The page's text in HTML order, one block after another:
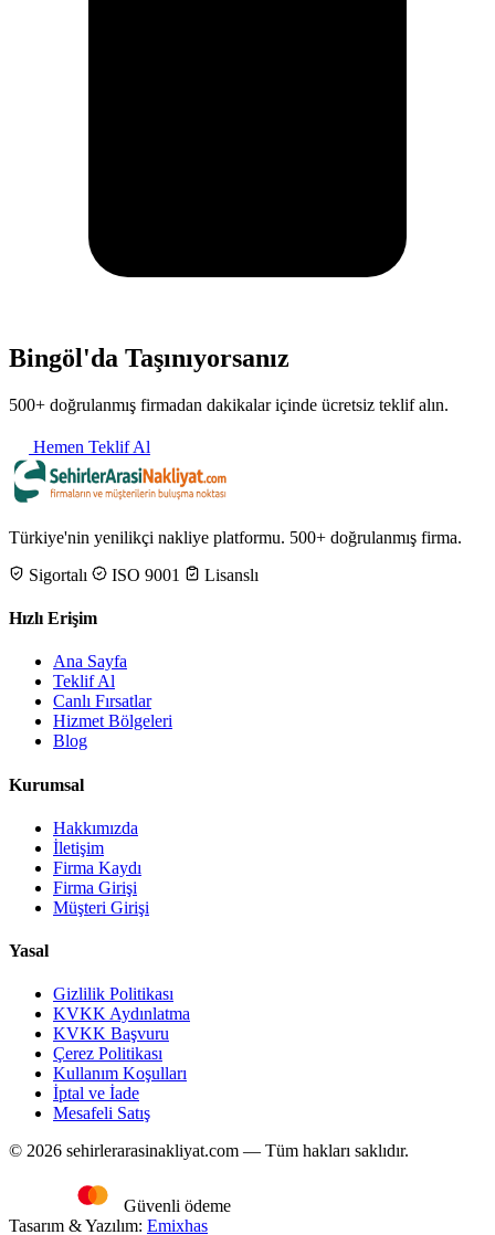
Bingöl'da Taşınıyorsanız
500+ doğrulanmış firmadan dakikalar içinde ücretsiz teklif alın.
Hemen Teklif Al
Türkiye'nin yenilikçi nakliye platformu. 500+ doğrulanmış firma.
Sigortalı
ISO 9001 Lisanslı
Hızlı Erişim
Ana Sayfa
Teklif Al
Canlı Fırsatlar
Hizmet Bölgeleri
Blog
Kurumsal
Hakkımızda
İletişim
Firma Kaydı
Firma Girişi
Müşteri Girişi
Yasal
Gizlilik Politikası
KVKK Aydınlatma
KVKK Başvuru
Çerez Politikası
Kullanım Koşulları
İptal ve İade
Mesafeli Satış
© 2026 sehirlerarasinakliyat.com — Tüm hakları saklıdır.
Güvenli ödeme
Tasarım & Yazılım: Emixhas